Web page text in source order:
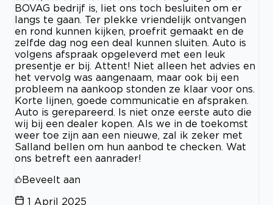
BOVAG bedrijf is, liet ons toch besluiten om er
langs te gaan. Ter plekke vriendelijk ontvangen
en rond kunnen kijken, proefrit gemaakt en de
zelfde dag nog een deal kunnen sluiten. Auto is
volgens afspraak opgeleverd met een leuk
presentje er bij. Attent! Niet alleen het advies en
het vervolg was aangenaam, maar ook bij een
probleem na aankoop stonden ze klaar voor ons.
Korte lijnen, goede communicatie en afspraken.
Auto is gerepareerd. Is niet onze eerste auto die
wij bij een dealer kopen. Als we in de toekomst
weer toe zijn aan een nieuwe, zal ik zeker met
Salland bellen om hun aanbod te checken. Wat
ons betreft een aanrader!
Beveelt aan
1 April 2025